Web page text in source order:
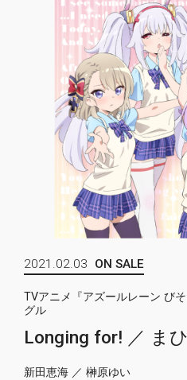
2021.02.03 ON SALE
TVアニメ『アズールレーン び
グル
Longing for! ／ ま
新田恵海 ／ 榊原ゆい